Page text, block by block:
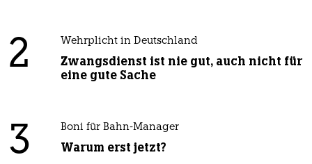
2 Wehrplicht in Deutschland
Zwangsdienst ist nie gut, auch nicht für
eine gute Sache
3 Boni für Bahn-Manager
Warum erst jetzt?